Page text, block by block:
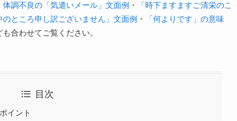
体調不良の「気遣いメール」文面例 ・
「時下ますますご清栄のこ
のところ申し訳ございません」文面例 ・
「何よりです」の意味
も合わせてご覧ください。
目次
イント